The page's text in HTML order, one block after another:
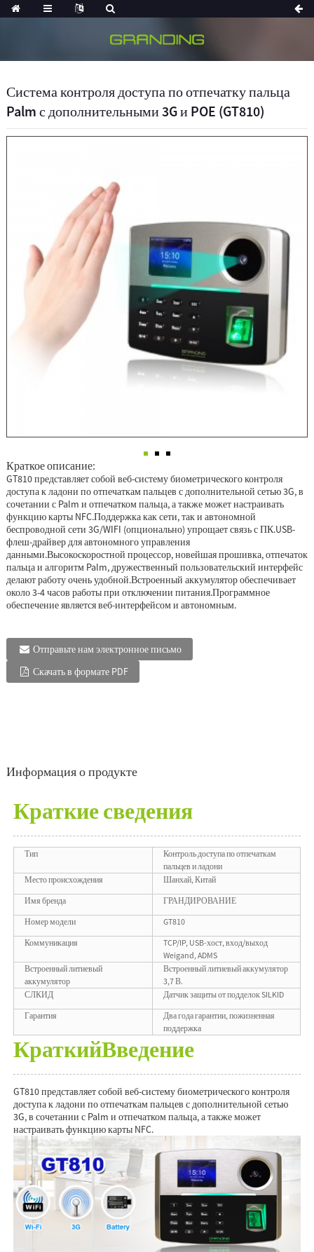
Система контроля доступа по отпечатку пальца
Palm с дополнительными 3G и POE (GT810)
Краткое описание:
GT810 представляет собой веб-систему биометрического контроля
доступа к ладони по отпечаткам пальцев с дополнительной сетью 3G, в
сочетании с Palm и отпечатком пальца, а также может настраивать
функцию карты NFC.Поддержка как сети, так и автономной
беспроводной сети 3G/WIFI (опционально) упрощает связь с ПК.USB-
флеш-драйвер для автономного управления
данными.Высокоскоростной процессор, новейшая прошивка, отпечаток
пальца и алгоритм Palm, дружественный пользовательский интерфейс
делают работу очень удобной.Встроенный аккумулятор обеспечивает
около 3-4 часов работы при отключении питания.Программное
обеспечение является веб-интерфейсом и автономным.
Отправьте нам электронное письмо
Скачать в формате PDF
Информация о продукте
Краткие сведения
Тип
Контроль доступа по отпечаткам
пальцев и ладони
Место происхождения
Шанхай, Китай
Имя бренда
ГРАНДИРОВАНИЕ
Номер модели
GT810
Коммуникация
TCP/IP, USB-хост, вход/выход
Weigand, ADMS
Встроенный литиевый
аккумулятор
Встроенный литиевый аккумулятор
3,7 В.
СЛКИД
Датчик защиты от подделок SILKID
Гарантия
Два года гарантии, пожизненная
поддержка
КраткийВведение
GT810 представляет собой веб-систему биометрического контроля
доступа к ладони по отпечаткам пальцев с дополнительной сетью
3G, в сочетании с Palm и отпечатком пальца, а также может
настраивать функцию карты NFC.